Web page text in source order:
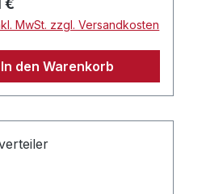
€
MwSt. zzgl. Versandkosten
In den Warenkorb